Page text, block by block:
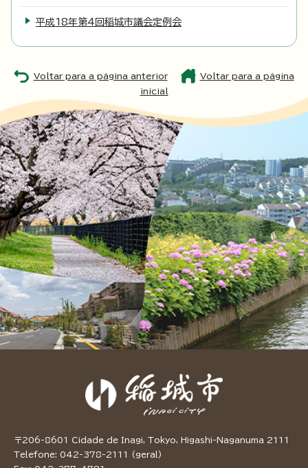
平成18年第4回稲城市議会定例会
Voltar para a página anterior
Voltar para a página
inicial
〒206-8601 Cidade de Inagi, Tokyo, Higashi-Naganuma 2111
Telefone: 042-378-2111 (geral)